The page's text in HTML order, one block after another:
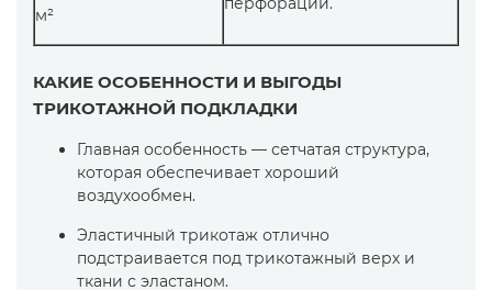
м²
КАКИЕ ОСОБЕННОСТИ И ВЫГОДЫ
ТРИКОТАЖНОЙ ПОДКЛАДКИ
Главная особенность — сетчатая структура,
которая обеспечивает хороший
воздухообмен.
Эластичный трикотаж отлично
подстраивается под трикотажный верх и
ткани с эластаном.